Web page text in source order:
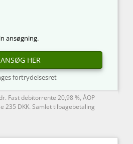
ansøgning.
ANSØG HER
fortrydelsesret
Fast debitorrente 20,98 %, ÅOP
235 DKK. Samlet tilbagebetaling